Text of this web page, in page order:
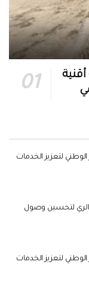
أقنية
لتعزيز الخدمات
الري لتحسين وصول
لتعزيز الخدمات